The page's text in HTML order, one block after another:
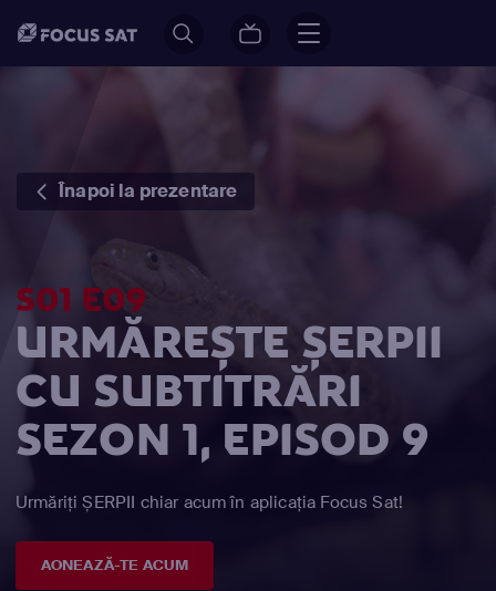
Înapoi la prezentare
S01 E09
URMĂREȘTE ȘERPII
CU SUBTITRĂRI
SEZON 1, EPISOD 9
Urmăriți ȘERPII chiar acum în aplicația Focus Sat!
AONEAZĂ-TE ACUM